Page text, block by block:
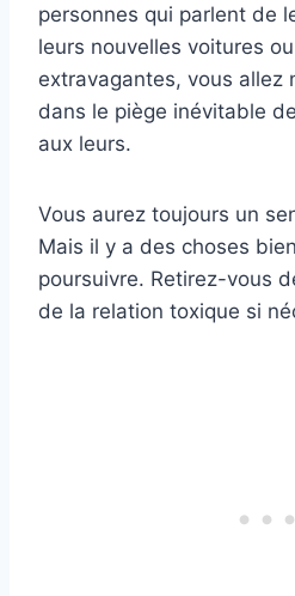
personnes qui parlent de
leurs nouvelles voitures
extravagantes, vous allez
dans le piège inévitable
aux leurs.
Vous aurez toujours un
Mais il y a des choses
poursuivre. Retirez-vous
de la relation toxique si